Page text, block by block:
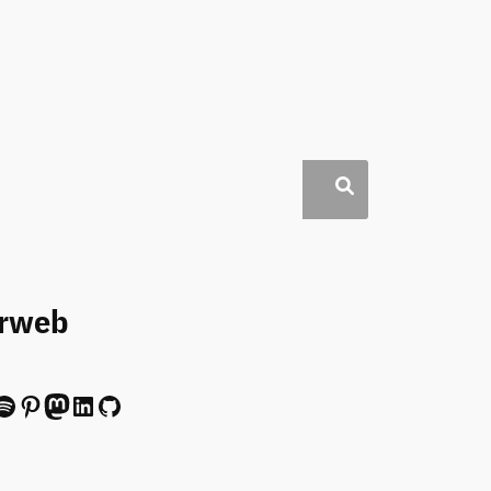
Pinterest Mastodon LinkedIn GitHub